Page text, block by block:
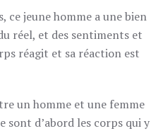
ce jeune homme a une bien
réel, et des sentiments et
réagit et sa réaction est
un homme et une femme
sont d’abord les corps qui y